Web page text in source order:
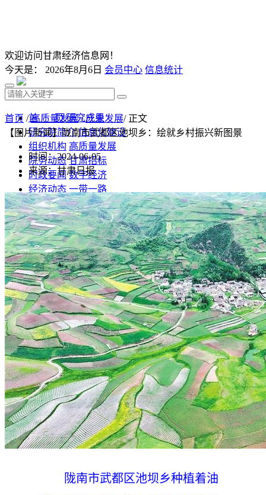
欢迎访问甘肃经济信息网！
今天是： 2026年8月6日 会员中心 信息统计
首 页 研究成果
研究院简介 信息化建设
组织机构 高质量发展
院务动态 甘肃招标
时政要闻 数字经济
经济动态 一带一路
发改视点 乡村振兴
投资分析 发展规划
监测预测 文库下载
首页 /高质量发展/产业发展/ 正文
【图片新闻】陇南市武都区池坝乡：绘就乡村振兴新图景
时间：2024-06-05
来源：甘肃日报
陇南市武都区池坝乡种植着油